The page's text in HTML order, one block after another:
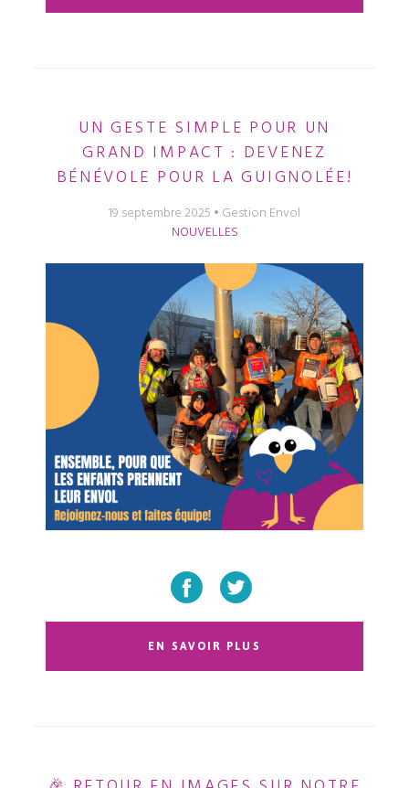
UN GESTE SIMPLE POUR UN
GRAND IMPACT : DEVENEZ
BÉNÉVOLE POUR LA GUIGNOLÉE!
19 septembre 2025
Gestion Envol
NOUVELLES
EN SAVOIR PLUS